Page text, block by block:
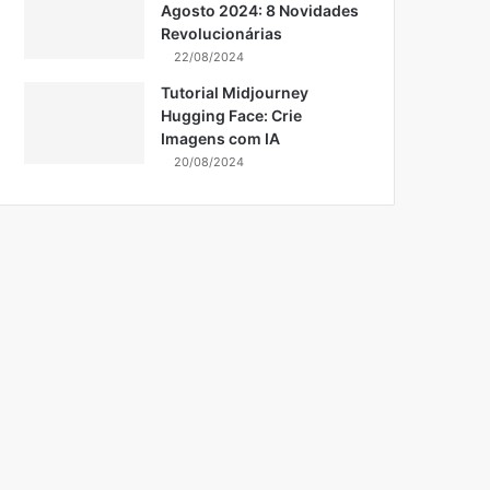
Agosto 2024: 8 Novidades
Revolucionárias
22/08/2024
Tutorial Midjourney
Hugging Face: Crie
Imagens com IA
20/08/2024